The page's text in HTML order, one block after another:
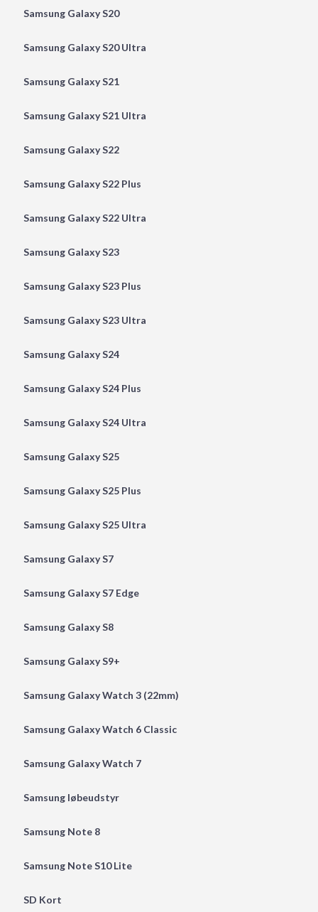
Samsung Galaxy S20
Samsung Galaxy S20 Ultra
Samsung Galaxy S21
Samsung Galaxy S21 Ultra
Samsung Galaxy S22
Samsung Galaxy S22 Plus
Samsung Galaxy S22 Ultra
Samsung Galaxy S23
Samsung Galaxy S23 Plus
Samsung Galaxy S23 Ultra
Samsung Galaxy S24
Samsung Galaxy S24 Plus
Samsung Galaxy S24 Ultra
Samsung Galaxy S25
Samsung Galaxy S25 Plus
Samsung Galaxy S25 Ultra
Samsung Galaxy S7
Samsung Galaxy S7 Edge
Samsung Galaxy S8
Samsung Galaxy S9+
Samsung Galaxy Watch 3 (22mm)
Samsung Galaxy Watch 6 Classic
Samsung Galaxy Watch 7
Samsung løbeudstyr
Samsung Note 8
Samsung Note S10 Lite
SD Kort